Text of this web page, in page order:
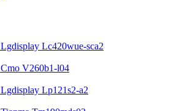
Lgdisplay Lc420wue-sca2
Cmo V260b1-l04
Lgdisplay Lp121s2-a2